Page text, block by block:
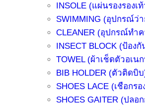
INSOLE (แผ่นรองรองเ
SWIMMING (อุปกรณ์ว่
CLEANER (อุปกรณ์ทำ
INSECT BLOCK (ป้อง
TOWEL (ผ้าเช็ดตัวอเน
BIB HOLDER (ตัวติดบิ
SHOES LACE (เชือกรอ
SHOES GAITER (ปลอ